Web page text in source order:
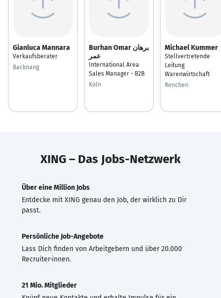
Gianluca Mannara
Verkaufsberater
Backnang
Burhan Omar برهان
عمر
International Area
Sales Manager - B2B
Köln
Michael Kummer
Stellvertretende
Leitung
Warenwirtschaft
Renchen
XING – Das Jobs-Netzwerk
Über eine Million Jobs
Entdecke mit XING genau den Job, der wirklich zu Dir
passt.
Persönliche Job-Angebote
Lass Dich finden von Arbeitgebern und über 20.000
Recruiter·innen.
21 Mio. Mitglieder